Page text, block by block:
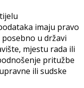
imaju pravo
u državi
mjestu rada ili
pritužbe
ili sudske